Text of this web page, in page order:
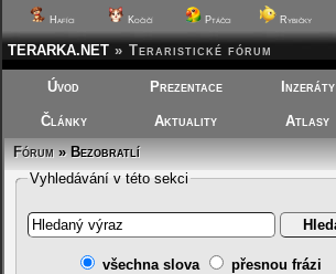
Hafíci Kočičí Ptáčci Rybičky
TERARKA.NET » Teraristické fórum
Úvod Prezentace Inzeráty
Články Aktuality Atlasy
Fórum»Bezobratlí
Vyhledávání v této sekci
všechna slova
přesnou frázi